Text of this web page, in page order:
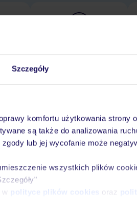
Szczegóły
komfortu użytkowania strony
są także do analizowania
lub jej wycofanie może
wszystkich plików
w polityce plików cookies oraz
ze słodką wodą, ze zjeżdżalnią
4 - 12 lat, w cenie